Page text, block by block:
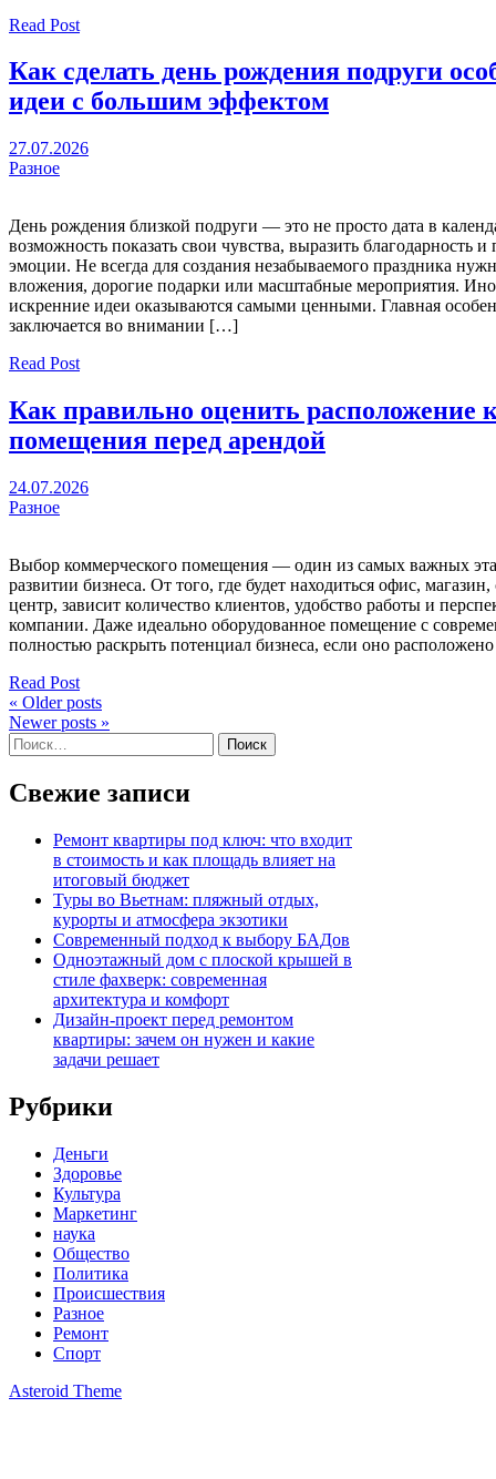
Read Post
Как сделать день рождения подруги
идеи с большим эффектом
27.07.2026
Разное
День рождения близкой подруги — это не просто дата в
возможность показать свои чувства, выразить благодарность
эмоции. Не всегда для создания незабываемого праздника
вложения, дорогие подарки или масштабные мероприятия.
искренние идеи оказываются самыми ценными. Главная
заключается во внимании […]
Read Post
Как правильно оценить расположение
помещения перед арендой
24.07.2026
Разное
Выбор коммерческого помещения — один из самых важных
развитии бизнеса. От того, где будет находиться офис,
центр, зависит количество клиентов, удобство работы и
компании. Даже идеально оборудованное помещение с
полностью раскрыть потенциал бизнеса, если оно
Read Post
« Older posts
Newer posts »
Найти:
Свежие записи
Ремонт квартиры под ключ: что входит
в стоимость и как площадь влияет на
итоговый бюджет
Туры во Вьетнам: пляжный отдых,
курорты и атмосфера экзотики
Современный подход к выбору БАДов
Одноэтажный дом с плоской крышей в
стиле фахверк: современная
архитектура и комфорт
Дизайн-проект перед ремонтом
квартиры: зачем он нужен и какие
задачи решает
Рубрики
Деньги
Здоровье
Культура
Маркетинг
наука
Общество
Политика
Происшествия
Разное
Ремонт
Спорт
Asteroid Theme